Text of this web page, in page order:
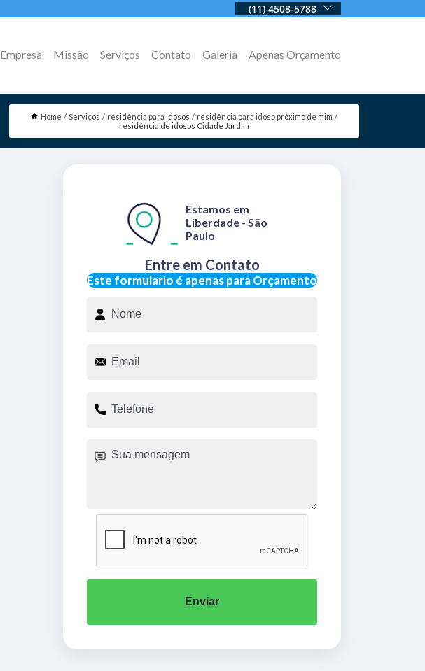
(11) 4508-5788
Empresa Missão Serviços Contato Galeria Apenas Orçamento
Home Serviços residência para idosos
residência para idoso próximo de mim
residência de idosos Cidade Jardim
Este formulario é apenas para Orçamento
Entre em Contato
Estamos em
Liberdade - São
Paulo
Enviar